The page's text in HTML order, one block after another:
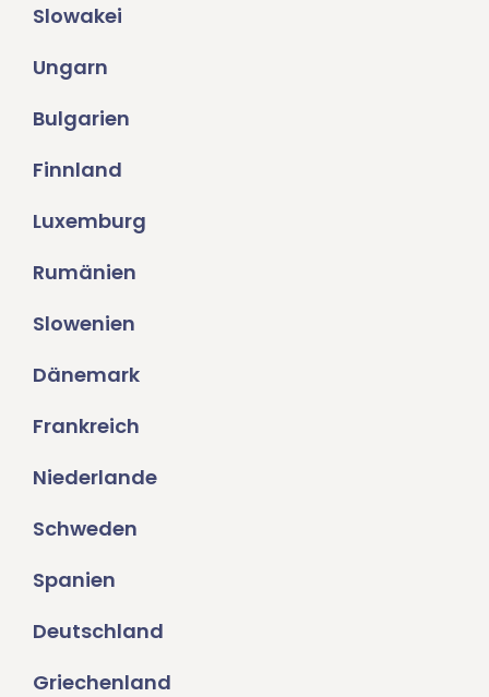
Slowakei
Ungarn
Bulgarien
Finnland
Luxemburg
Rumänien
Slowenien
Dänemark
Frankreich
Niederlande
Schweden
Spanien
Deutschland
Griechenland